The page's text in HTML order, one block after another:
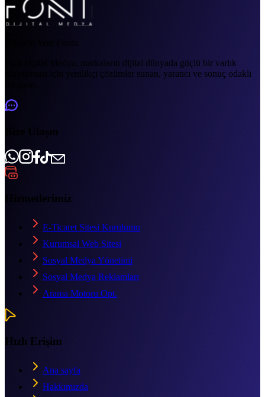
Font Dijital Medya, markaların dijital dünyada güçlü bir varlık
oluşturması için yenilikçi çözümler sunan, yaratıcı ve sonuç odaklı
Bize Ulaşın
Hizmetlerimiz
E-Ticaret Sitesi Kurulumu
Kurumsal Web Sitesi
Sosyal Medya Yönetimi
Sosyal Medya Reklamları
Arama Motoru Opt.
Hızlı Erişim
Ana sayfa
Hakkımızda